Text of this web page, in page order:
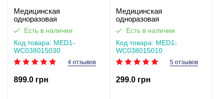
Медицинская
одноразовая
впитывающая пелёнка
MED1-WC03, размер
80×150 см (30 шт в
упаковке)
Есть в наличии
Код товара: MED1-
WC038015030
4 отзывов
899.0 грн
Медицинская
одноразовая
впитывающая пелёнка
MED1-WC03, размер
80×150 см (10 шт в
упаковке)
Есть в наличии
Код товара: MED1-
WC038015010
5 отзывов
299.0 грн